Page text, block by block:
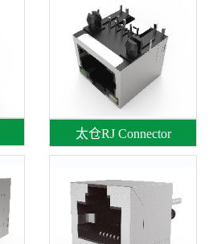
太仓RJ Connector